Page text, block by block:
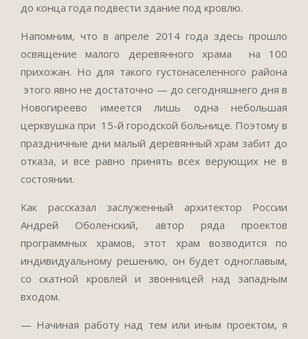
до конца года подвести здание под кровлю.
Напомним, что в апреле 2014 года здесь прошло
освящение малого деревянного храма на 100
прихожан. Но для такого густонаселенного района
этого явно не достаточно — до сегодняшнего дня в
Новогиреево имеется лишь одна небольшая
церквушка при 15-й городской больнице. Поэтому в
праздничные дни малый деревянный храм забит до
отказа, и все равно принять всех верующих не в
состоянии.
Как рассказал заслуженный архитектор России
Андрей Оболенский, автор ряда проектов
программных храмов, этот храм возводится по
индивидуальному решению, он будет одноглавым,
со скатной кровлей и звонницей над западным
входом.
— Начиная работу над тем или иным проектом, я